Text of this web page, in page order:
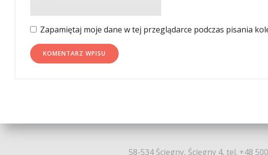
Zapamiętaj moje dane w tej przeglądarce podczas pisania
58-534 Ścięgny, Ścięgny 4, tel. +48